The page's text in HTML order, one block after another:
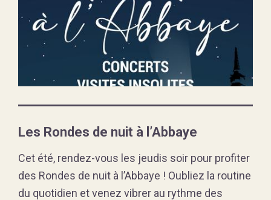
Les Rondes de nuit à l’Abbaye
Cet été, rendez-vous les jeudis soir pour profiter
des Rondes de nuit à l’Abbaye ! Oubliez la routine
du quotidien et venez vibrer au rythme des